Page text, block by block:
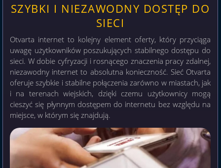
SZYBKI I NIEZAWODNY DOSTĘP DO
SIECI
Otvarta internet to kolejny element oferty, który przyciąga
uwagę użytkowników poszukujących stabilnego dostępu do
sieci. W dobie cyfryzacji i rosnącego znaczenia pracy zdalnej,
niezawodny internet to absolutna konieczność. Sieć Otvarta
oferuje szybkie i stabilne połączenia zarówno w miastach, jak
i na terenach wiejskich, dzięki czemu użytkownicy mogą
cieszyć się płynnym dostępem do internetu bez względu na
miejsce, w którym się znajdują.